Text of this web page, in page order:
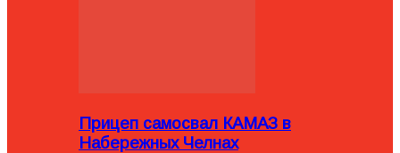
Прицеп самосвал КАМАЗ в
Набережных Челнах